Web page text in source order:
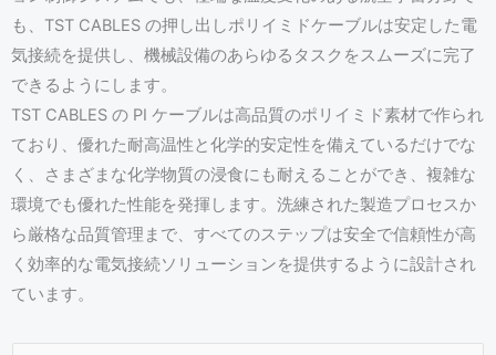
も、TST CABLES の押し出しポリイミドケーブルは安定した電
気接続を提供し、機械設備のあらゆるタスクをスムーズに完了
できるようにします。
TST CABLES の PI ケーブルは高品質のポリイミド素材で作られ
ており、優れた耐高温性と化学的安定性を備えているだけでな
く、さまざまな化学物質の浸食にも耐えることができ、複雑な
環境でも優れた性能を発揮します。洗練された製造プロセスか
ら厳格な品質管理まで、すべてのステップは安全で信頼性が高
く効率的な電気接続ソリューションを提供するように設計され
ています。
E